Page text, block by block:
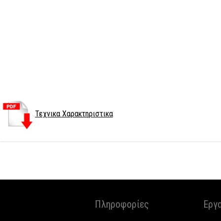
Τεχνικα Χαρακτηριστικα
Πληροφορίες